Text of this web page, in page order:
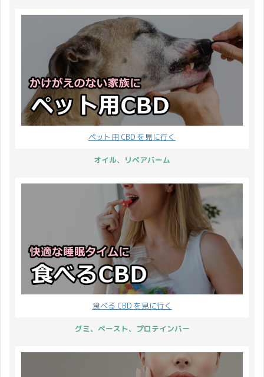
ペット用 CBD を見に行く
オイル、リペアバーム
食べる CBD を見に行く
グミ、ペースト、プロテインバー